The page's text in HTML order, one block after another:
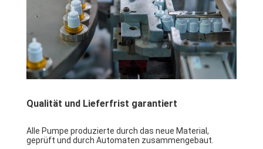
Qualität und Lieferfrist garantiert
Alle Pumpe produzierte durch das neue Material,
geprüft und durch Automaten zusammengebaut.